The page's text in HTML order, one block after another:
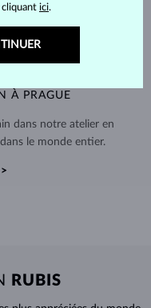
À PRAGUE
dans notre atelier en
le monde entier.
RUBIS
ici.